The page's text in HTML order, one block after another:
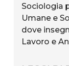
Sociologia
Umane e
dove
Lavoro e